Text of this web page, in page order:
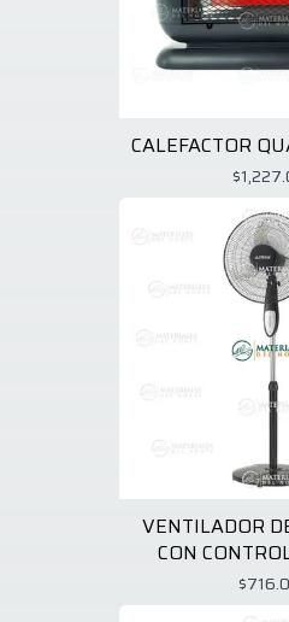
CALEFACTOR
VENTILADOR
CON